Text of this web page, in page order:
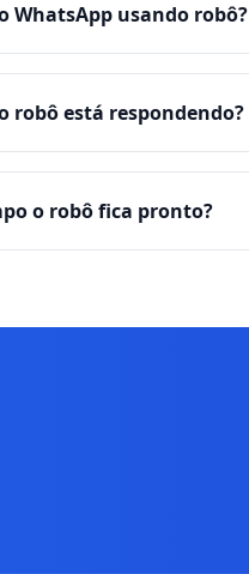
WhatsApp usando robô?
robô está respondendo?
o robô fica pronto?